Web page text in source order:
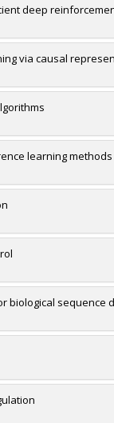
deep
via causal
learning methods
biological sequence